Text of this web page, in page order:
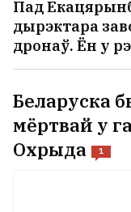
Пад
дырэктара
дронаў. Ён у
Беларуска
мёртвай у
Охрыда
1